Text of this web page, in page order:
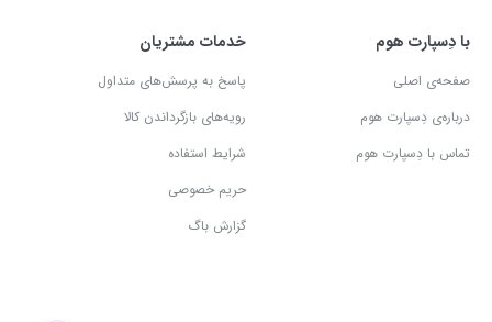
با دِسپارت هوم
صفحه‌ی اصلی
درباره‌ی دِسپارت هوم
تماس با دِسپارت هوم
خدمات مشتریان
پاسخ به پرسش‌های متداول
رویه‌های بازگرداندن کالا
شرایط استفاده
حریم خصوصی
گزارش باگ